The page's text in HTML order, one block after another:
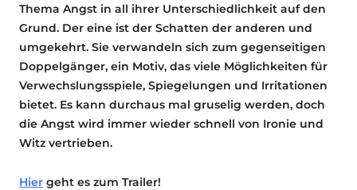
Thema Angst in all ihrer Unterschiedlichkeit auf den
Grund. Der eine ist der Schatten der anderen und
umgekehrt. Sie verwandeln sich zum gegenseitigen
Doppelgänger, ein Motiv, das viele Möglichkeiten für
Verwechslungsspiele, Spiegelungen und Irritationen
bietet. Es kann durchaus mal gruselig werden, doch
die Angst wird immer wieder schnell von Ironie und
Witz vertrieben.
Hier geht es zum Trailer!